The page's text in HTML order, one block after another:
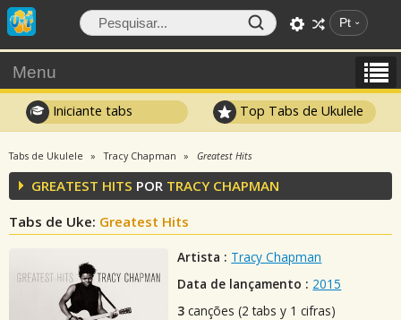
Pt
Menu
Iniciante tabs Top Tabs de Ukulele
Tabs de Ukulele Tracy Chapman Greatest Hits
GREATEST HITS POR TRACY CHAPMAN
Tabs de Uke: Greatest Hits
Artista : Tracy Chapman
Data de lançamento : 2015
3 canções (2 tabs y 1 cifras)